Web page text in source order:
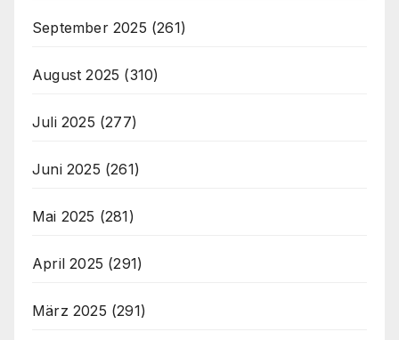
September 2025 (261)
August 2025 (310)
Juli 2025 (277)
Juni 2025 (261)
Mai 2025 (281)
April 2025 (291)
März 2025 (291)